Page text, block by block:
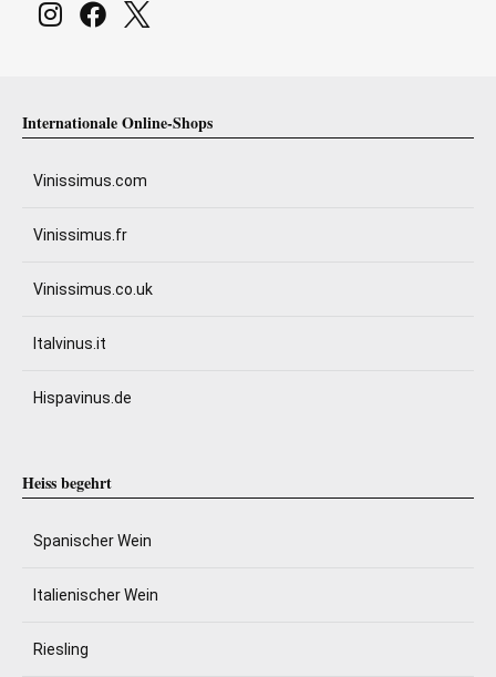
Internationale Online-Shops
Vinissimus.com
Vinissimus.fr
Vinissimus.co.uk
Italvinus.it
Hispavinus.de
Heiss begehrt
Spanischer Wein
Italienischer Wein
Riesling